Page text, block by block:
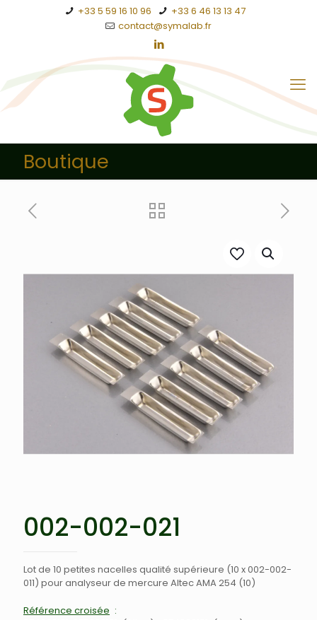
+33 5 59 16 10 96
+33 6 46 13 13 47
contact@symalab.fr
Boutique
002-002-021
Lot de 10 petites nacelles qualité supérieure (10 x 002-002-
011) pour analyseur de mercure Altec AMA 254 (10)
Référence croisée